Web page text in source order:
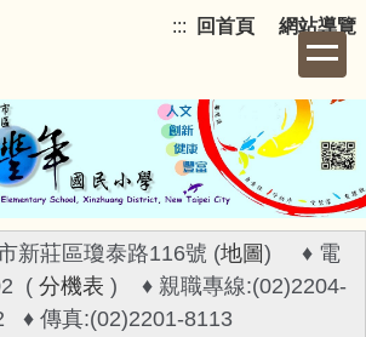
::: 回首頁 網站導覽
新莊區瓊泰路116號 (地圖) ♦ 電
( 分機表 ) ♦ 親職專線:(02)2204-
♦ 傳真:(02)2201-8113